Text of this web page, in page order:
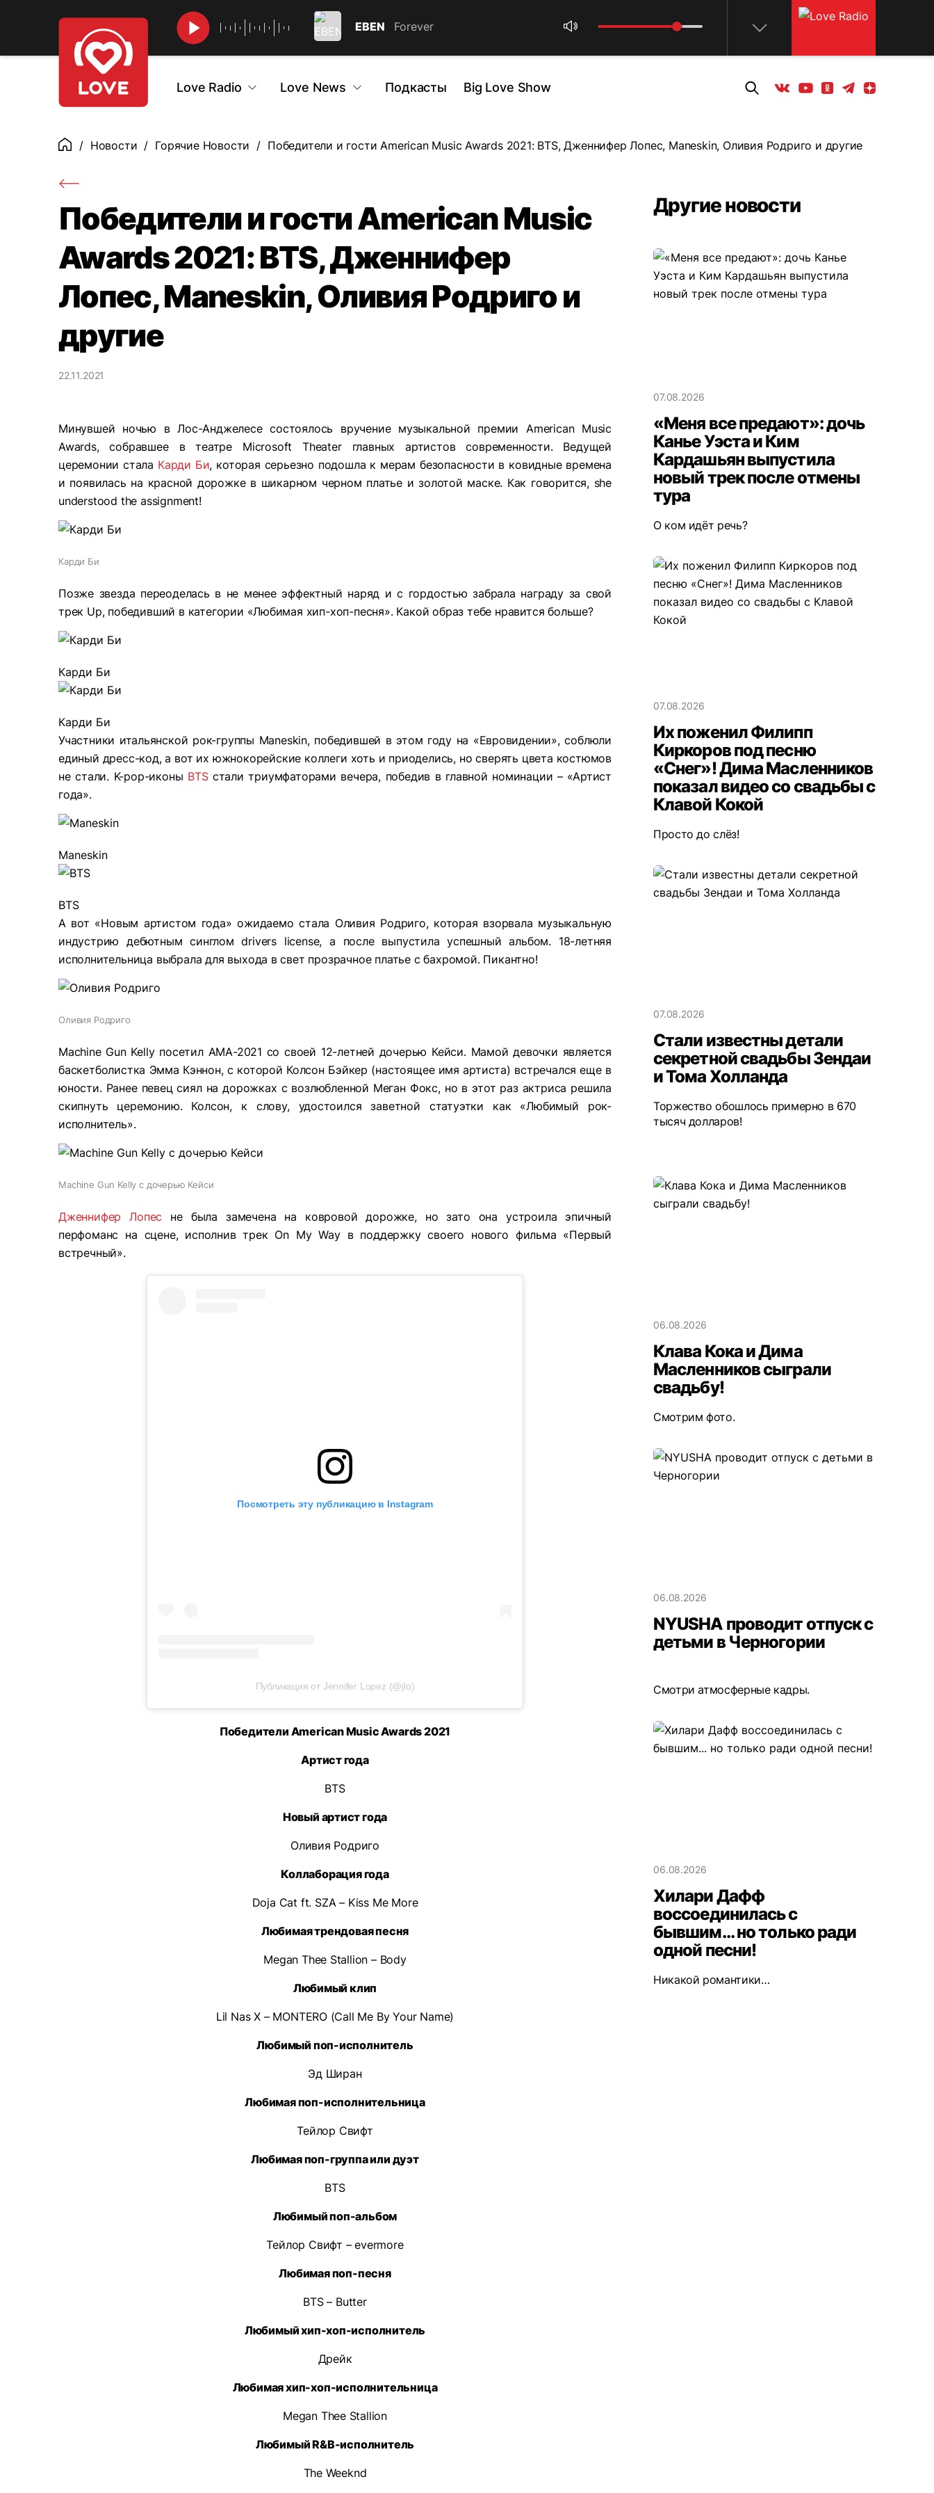
EBEN Forever
Love Radio Love News Подкасты Big Love Show Вконтакте
YoutubeОдноклассники
ТелеграмЯндекс дзен
ГлавнаяНовости Горячие Новости Победители и гости American Music Awards 2021: BTS, Дженнифер Лопес, Maneskin, Оливия Родриго и другие
Победители и гости American Music
Awards 2021: BTS, Дженнифер
Лопес, Maneskin, Оливия Родриго и
другие
22.11.2021
Минувшей ночью в Лос-Анджелесе состоялось вручение музыкальной премии American Music
Awards, собравшее в театре Microsoft Theater главных артистов современности. Ведущей
церемонии стала Карди Би, которая серьезно подошла к мерам безопасности в ковидные времена
и появилась на красной дорожке в шикарном черном платье и золотой маске. Как говорится, she
understood the assignment!
Карди Би
Позже звезда переоделась в не менее эффектный наряд и с гордостью забрала награду за свой
трек Up, победивший в категории «Любимая хип-хоп-песня». Какой образ тебе нравится больше?
Карди Би
Карди Би
Участники итальянской рок-группы Maneskin, победившей в этом году на «Евровидении», соблюли
единый дресс-код, а вот их южнокорейские коллеги хоть и приоделись, но сверять цвета костюмов
не стали. K-pop-иконы BTSстали триумфаторами вечера, победив в главной номинации – «Артист
года».
Maneskin
BTS
А вот «Новым артистом года» ожидаемо стала Оливия Родриго, которая взорвала музыкальную
индустрию дебютным синглом drivers license, а после выпустила успешный альбом. 18-летняя
исполнительница выбрала для выхода в свет прозрачное платье c бахромой. Пикантно!
Оливия Родриго
Machine Gun Kelly посетил AMA-2021 со своей 12-летней дочерью Кейси. Мамой девочки является
баскетболистка Эмма Кэннон, с которой Колсон Бэйкер (настоящее имя артиста) встречался еще в
юности. Ранее певец сиял на дорожках с возлюбленной Меган Фокс, но в этот раз актриса решила
скипнуть церемонию. Колсон, к слову, удостоился заветной статуэтки как «Любимый рок-
исполнитель».
Machine Gun Kelly с дочерью Кейси
Дженнифер Лопес не была замечена на ковровой дорожке, но зато она устроила эпичный
перфоманс на сцене, исполнив трек On My Way в поддержку своего нового фильма «Первый
встречный».
Посмотреть эту публикацию в Instagram
Публикация от Jennifer Lopez (@jlo)
Победители American Music Awards 2021
Артист года
BTS
Новый артист года
Оливия Родриго
Коллаборация года
Doja Cat ft. SZA – Kiss Me More
Любимая трендовая песня
Megan Thee Stallion – Body
Любимый клип
Lil Nas X – MONTERO (Call Me By Your Name)
Любимый поп-исполнитель
Эд Ширан
Любимая поп-исполнительница
Тейлор Свифт
Любимая поп-группа или дуэт
BTS
Любимый поп-альбом
Тейлор Свифт – evermore
Любимая поп-песня
BTS – Butter
Любимый хип-хоп-исполнитель
Дрейк
Любимая хип-хоп-исполнительница
Megan Thee Stallion
Любимый R&B-исполнитель
The Weeknd
Другие новости
07.08.2026
«Меня все предают»: дочь
Канье Уэста и Ким
Кардашьян выпустила
новый трек после отмены
тура
О ком идёт речь?
07.08.2026
Их поженил Филипп
Киркоров под песню
«Снег»! Дима Масленников
показал видео со свадьбы с
Клавой Кокой
Просто до слёз!
07.08.2026
Стали известны детали
секретной свадьбы Зендаи
и Тома Холланда
Торжество обошлось примерно в 670
тысяч долларов!
06.08.2026
Клава Кока и Дима
Масленников сыграли
свадьбу!
Смотрим фото.
06.08.2026
NYUSHA проводит отпуск с
детьми в Черногории
Смотри атмосферные кадры.
06.08.2026
Хилари Дафф
воссоединилась с
бывшим... но только ради
одной песни!
Никакой романтики…